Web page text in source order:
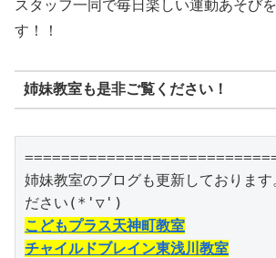
スタッフ一同で毎日楽しい運動あそび
す！！
姉妹教室も是非ご覧ください！
姉妹教室のブログも更新しております
こどもプラス天神町教室
チャイルドブレイン東浅川教室